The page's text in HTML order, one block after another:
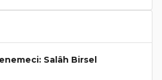
Salâh Birsel